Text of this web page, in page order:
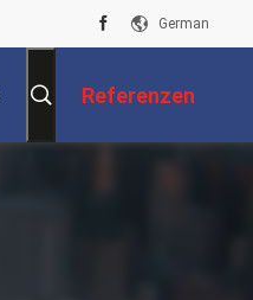
German
Referenzen